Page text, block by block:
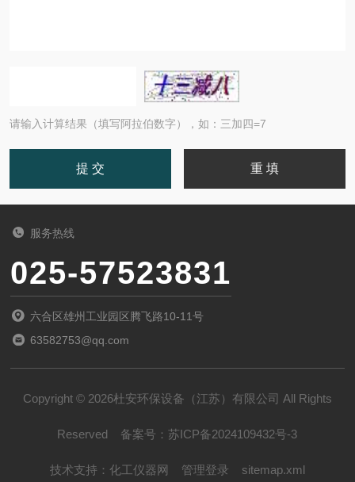
请输入计算结果（填写阿拉伯数字），如：三加四=7
服务热线
025-57523831
六合区雄州工业园区腾飞路10-11号
63582753@qq.com
Copyright © 2026杜安环保设备（江苏）有限公司 All Rights
Reserved 备案号：苏ICP备2024109432号-3
技术支持： 化工仪器网 管理登录 sitemap.xml